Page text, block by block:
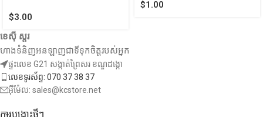
$3.00
$1.00
ខេស៊ី ស្តរ
ហាងទំនិញអនឡាញជាទីទុកចិត្តរបស់អ្នក
ផ្ទះលេខ G21 សង្កាត់ព្រៃសរ ខណ្ឌដង្កោ
លេខទូរស័ព្ទ: 070 37 38 37
អ៊ីម៉ែល: sales@kcstore.net
ការបង្ហោះថ្មីៗ